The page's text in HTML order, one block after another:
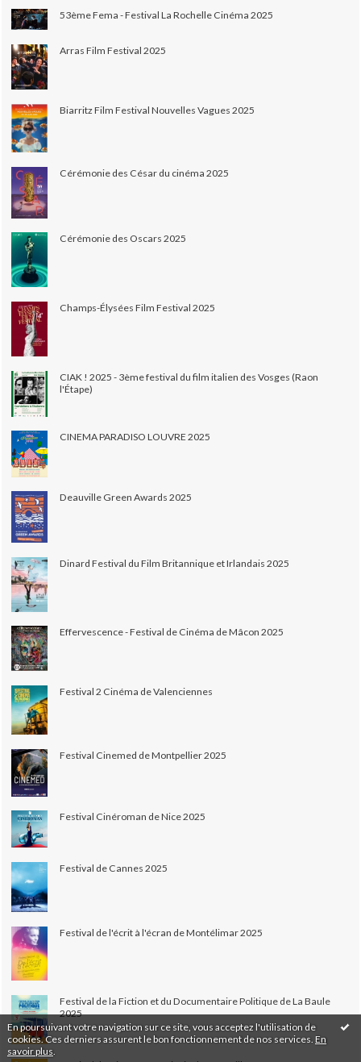
En poursuivant votre navigation sur ce site, vous acceptez l'utilisation de
cookies. Ces derniers assurent le bon fonctionnement de nos services. En
savoir plus
53ème Fema - Festival La Rochelle Cinéma 2025
Arras Film Festival 2025
Biarritz Film Festival Nouvelles Vagues 2025
Cérémonie des César du cinéma 2025
Cérémonie des Oscars 2025
Champs-Élysées Film Festival 2025
CIAK ! 2025 - 3ème festival du film italien des Vosges (Raon
l'Étape)
CINEMA PARADISO LOUVRE 2025
Deauville Green Awards 2025
Dinard Festival du Film Britannique et Irlandais 2025
Effervescence - Festival de Cinéma de Mâcon 2025
Festival 2 Cinéma de Valenciennes
Festival Cinemed de Montpellier 2025
Festival Cinéroman de Nice 2025
Festival de Cannes 2025
Festival de l'écrit à l'écran de Montélimar 2025
Festival de la Fiction et du Documentaire Politique de La Baule
2025